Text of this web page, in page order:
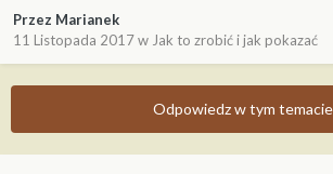
Przez Marianek
11 Listopada 2017w Jak to zrobić i jak pokazać
Odpowiedz w tym temacie